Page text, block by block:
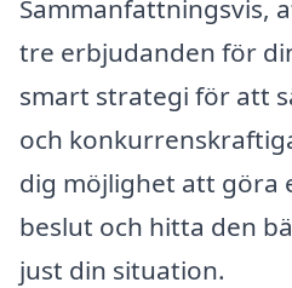
Sammanfattningsvis,
tre erbjudanden för
smart strategi för att
och
dig möjlighet att göra
beslut och hitta den
just din situation.